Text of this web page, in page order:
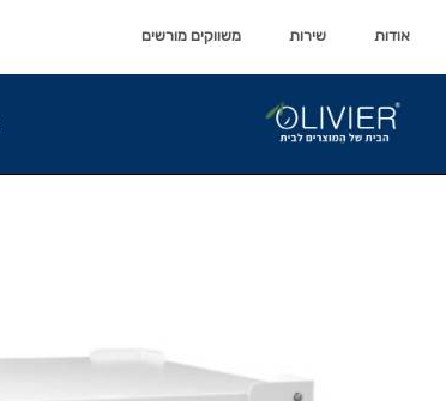
אודות שירות משווקים מורשים